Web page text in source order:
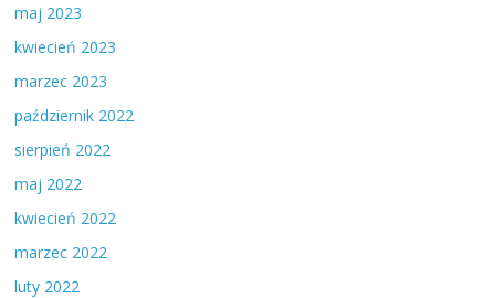
maj 2023
kwiecień 2023
marzec 2023
październik 2022
sierpień 2022
maj 2022
kwiecień 2022
marzec 2022
luty 2022